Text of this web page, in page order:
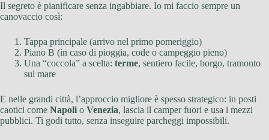
Il segreto è pianificare senza ingabbiare. Io mi faccio sempre un
canovaccio così:
Tappa principale (arrivo nel primo pomeriggio)
Piano B (in caso di pioggia, code o campeggio pieno)
Una “coccola” a scelta: terme, sentiero facile, borgo, tramonto
sul mare
E nelle grandi città, l’approccio migliore è spesso strategico: in posti
caotici come Napoli o Venezia, lascia il camper fuori e usa i mezzi
pubblici. Ti godi tutto, senza inseguire parcheggi impossibili.